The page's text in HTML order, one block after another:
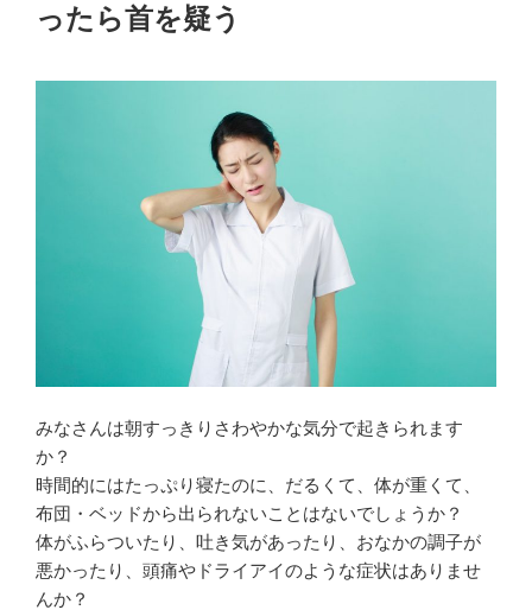
ったら首を疑う
みなさんは朝すっきりさわやかな気分で起きられます
か？
時間的にはたっぷり寝たのに、だるくて、体が重くて、
布団・ベッドから出られないことはないでしょうか？
体がふらついたり、吐き気があったり、おなかの調子が
悪かったり、頭痛やドライアイのような症状はありませ
んか？